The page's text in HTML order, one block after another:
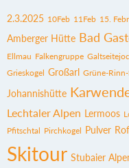
2.3.2025 10Feb 11Feb 15.
Amberger Hütte Bad
Ellmau Falkengruppe
Grieskogel Großarl Grüne-
Johannishütte
Lechtaler Alpen Lermoos
Pfitschtal Pirchkogel Pulver
Skitour Stubaier